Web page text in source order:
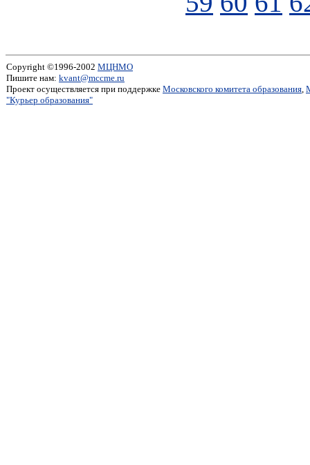
Copyright ©1996-2002 МЦНМО
Пишите нам: kvant@mccme.ru
Проект осуществляется при поддержке Московского комитета образования,
"Курьер образования"